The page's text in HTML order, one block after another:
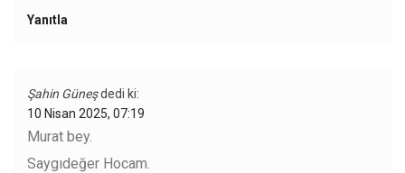
Yanıtla
Şahin Güneşdedi ki:
10 Nisan 2025, 07:19
Murat bey.
Saygıdeğer Hocam.